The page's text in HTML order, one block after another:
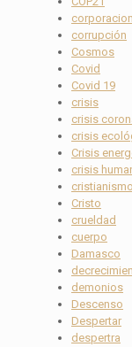
corrupción
Cosmos
Covid
Covid 19
crisis
crisis
crisis
Crisis
crisis
cristianismo
Cristo
crueldad
cuerpo
Damasco
demonios
Descenso
Despertar
despertra